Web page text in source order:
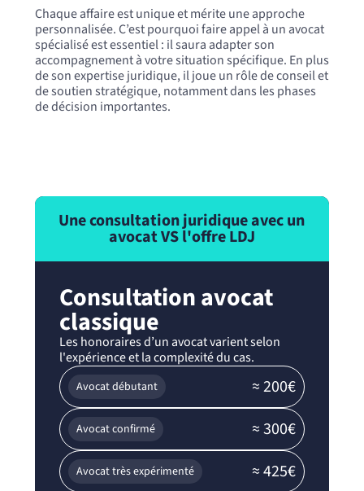
Chaque affaire est unique et mérite une approche
personnalisée. C’est pourquoi faire appel à un avocat
spécialisé est essentiel : il saura adapter son
accompagnement à votre situation spécifique. En plus
de son expertise juridique, il joue un rôle de conseil et
de soutien stratégique, notamment dans les phases
de décision importantes.
Une consultation juridique avec un
avocat VS l'offre LDJ
Consultation avocat
classique
Les honoraires d’un avocat varient selon
l'expérience et la complexité du cas.
Avocat débutant ≈ 200€
Avocat confirmé ≈ 300€
Avocat très expérimenté ≈ 425€